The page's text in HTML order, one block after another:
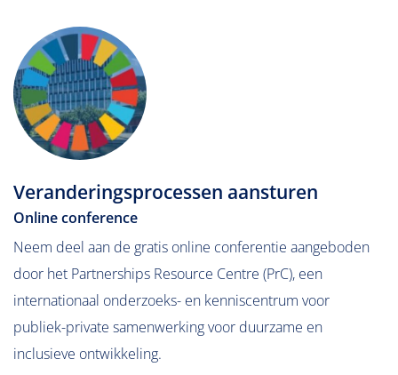
Veranderingsprocessen aansturen
Online conference
Neem deel aan de gratis online conferentie aangeboden
door het Partnerships Resource Centre (PrC), een
internationaal onderzoeks- en kenniscentrum voor
publiek-private samenwerking voor duurzame en
inclusieve ontwikkeling.